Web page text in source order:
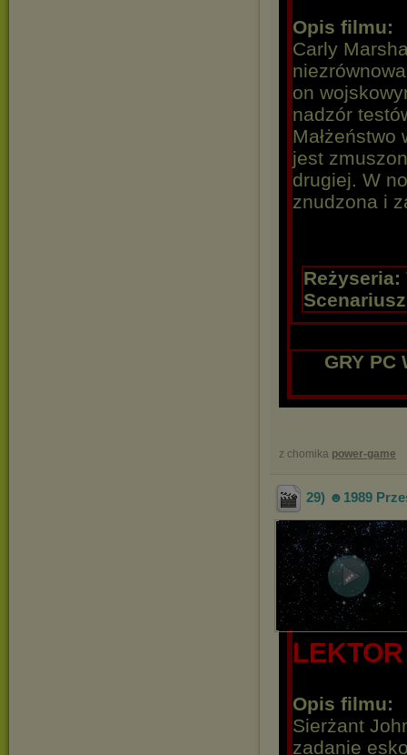
Opis filmu:
Carly
on
nadzór
Małżeństwo
jest
drugiej. W
znudzona i
Reżyseria:
GRY PC
z chomika power-game
29) ☻1989
LEKTOR
Opis filmu:
Sierżant
zadanie